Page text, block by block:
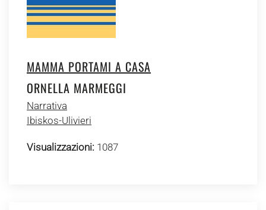
MAMMA PORTAMI A CASA
ORNELLA MARMEGGI
Narrativa
Ibiskos-Ulivieri
Visualizzazioni: 1087